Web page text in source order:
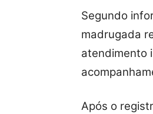
Segundo
madrugada
atendimento
Após o